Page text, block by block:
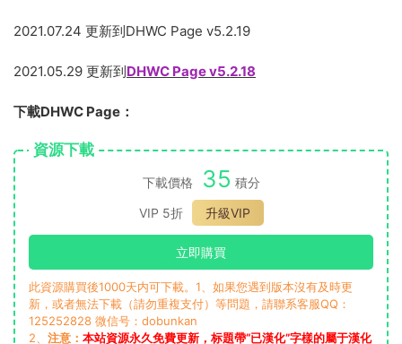
2021.07.24 更新到DHWC Page v5.2.19
2021.05.29 更新到DHWC Page v5.2.18
下載DHWC Page：
資源下載
下載價格 35 積分
VIP 5折
升級VIP
立即購買
此資源購買後1000天内可下載。1、如果您遇到版本沒有及時更
新，或者無法下載（請勿重複支付）等問題，請聯系客服QQ：
125252828 微信号：dobunkan
2、 注意： 本站資源永久免費更新，标題帶“已漢化”字樣的屬于漢化